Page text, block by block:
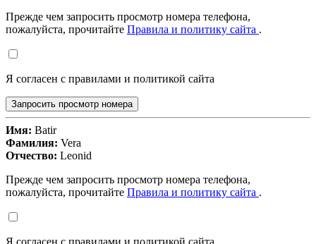
Прежде чем запросить просмотр номера телефона,
пожалуйста, прочитайте Правила и политику сайта .
Я согласен с правилами и политикой сайта
Запросить просмотр номера
Имя: Batir
Фамилия: Vera
Отчество: Leonid
Прежде чем запросить просмотр номера телефона,
пожалуйста, прочитайте Правила и политику сайта .